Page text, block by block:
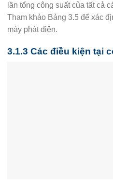
lần tổng công suất của tất cả
Tham khảo Bảng 3.5 để xác
máy phát điện.
3.1.3 Các điều kiện tại